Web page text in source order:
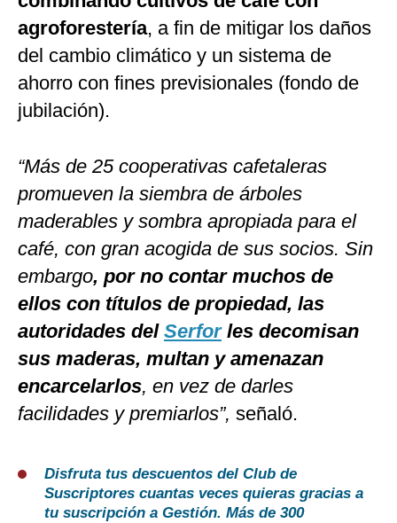
agroforestería, a fin de mitigar los daños
del cambio climático y un sistema de
ahorro con fines previsionales (fondo de
jubilación).
“Más de 25 cooperativas cafetaleras
promueven la siembra de árboles
maderables y sombra apropiada para el
café, con gran acogida de sus socios. Sin
embargo, por no contar muchos de
ellos con títulos de propiedad, las
autoridades del Serforles decomisan
sus maderas, multan y amenazan
encarcelarlos, en vez de darles
facilidades y premiarlos”, señaló.
Disfruta tus descuentos del Club de
Suscriptores cuantas veces quieras gracias a
tu suscripción a Gestión. Más de 300